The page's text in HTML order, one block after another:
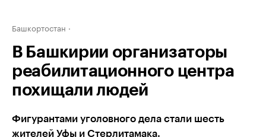
Башкортостан
В Башкирии организаторы
реабилитационного центра
похищали людей
Фигурантами уголовного дела стали шесть
жителей Уфы и Стерлитамака.